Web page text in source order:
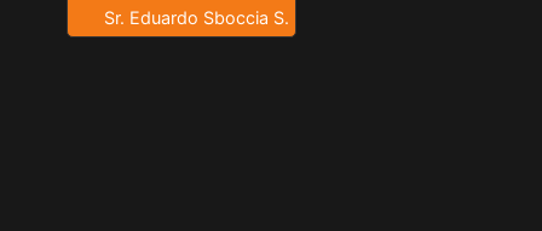
Sr. Eduardo Sboccia S.